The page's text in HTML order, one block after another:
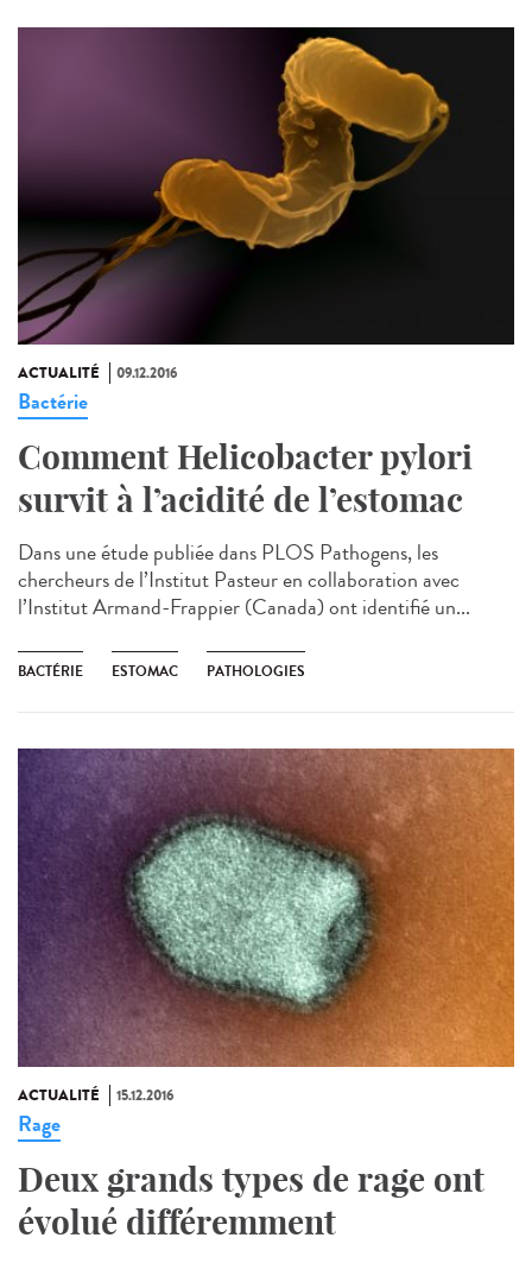
ACTUALITÉ 09.12.2016
Bactérie
Comment Helicobacter pylori
survit à l’acidité de l’estomac
Dans une étude publiée dans PLOS Pathogens, les
chercheurs de l’Institut Pasteur en collaboration avec
l’Institut Armand-Frappier (Canada) ont identifié un...
BACTÉRIE ESTOMAC PATHOLOGIES
ACTUALITÉ 15.12.2016
Rage
Deux grands types de rage ont
évolué différemment